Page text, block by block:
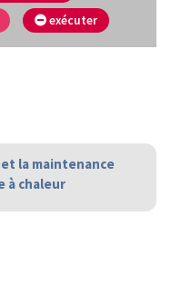
exécuter
la maintenance
à chaleur